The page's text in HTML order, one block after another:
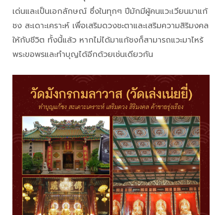
เด่นและเป็นเอกลักษณ์ ซึ่งในทุกๆ ปีมักมีผู้คนแวะเวียนมาแก้
ชง สะเดาะเคราะห์ เพื่อเสริมดวงชะตาและเสริมความสิริมงคล
ให้กับชีวิต ทั้งนี้แล้ว หากไม่ได้มาแก้ชงก็สามารถแวะมาไหร้
พระขอพรและทำบุญได้อีกด้วยเช่นเดียวกัน